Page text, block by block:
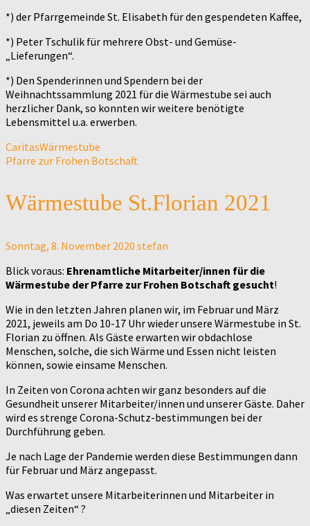
*) der Pfarrgemeinde St. Elisabeth für den gespendeten Kaffee,
*) Peter Tschulik für mehrere Obst- und Gemüse-
„Lieferungen“.
*) Den Spenderinnen und Spendern bei der
Weihnachtssammlung 2021 für die Wärmestube sei auch
herzlicher Dank, so konnten wir weitere benötigte
Lebensmittel u.a. erwerben.
CaritasWärmestube
Pfarre zur Frohen Botschaft
Wärmestube St.Florian 2021
Sonntag, 8. November 2020 stefan
Blick voraus: Ehrenamtliche Mitarbeiter/innen für die
Wärmestube der Pfarre zur Frohen Botschaft gesucht!
Wie in den letzten Jahren planen wir, im Februar und März
2021, jeweils am Do 10-17 Uhr wieder unsere Wärmestube in St.
Florian zu öffnen. Als Gäste erwarten wir obdachlose
Menschen, solche, die sich Wärme und Essen nicht leisten
können, sowie einsame Menschen.
In Zeiten von Corona achten wir ganz besonders auf die
Gesundheit unserer Mitarbeiter/innen und unserer Gäste. Daher
wird es strenge Corona-Schutz-bestimmungen bei der
Durchführung geben.
Je nach Lage der Pandemie werden diese Bestimmungen dann
für Februar und März angepasst.
Was erwartet unsere Mitarbeiterinnen und Mitarbeiter in
„diesen Zeiten“ ?